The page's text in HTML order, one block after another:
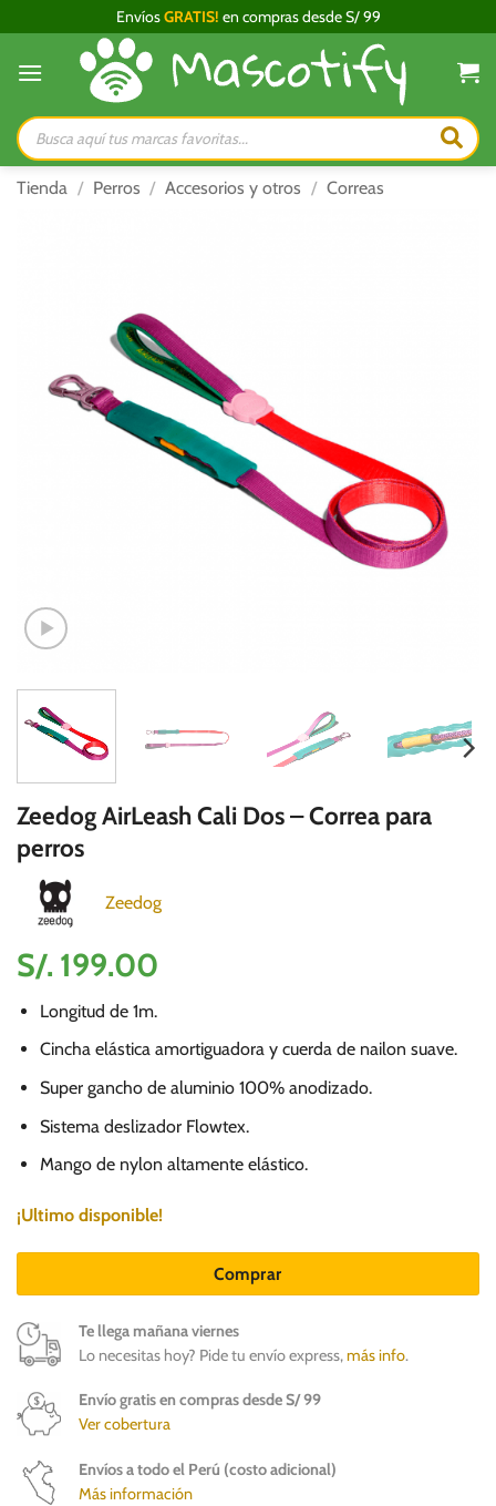
al
contenido
EnvíosGRATIS! en compras desde S/ 99
Búsqueda
de
productos
Tienda / Perros / Accesorios y otros / Correas
Zeedog AirLeash Cali Dos – Correa para
perros
Zeedog
S/. 199.00
Longitud de 1m.
Cincha elástica amortiguadora y cuerda de nailon suave.
Super gancho de aluminio 100% anodizado.
Sistema deslizador Flowtex.
Mango de nylon altamente elástico.
¡Ultimo disponible!
Comprar
Te llega mañana viernes
Lo necesitas hoy? Pide tu envío express,más info.
Envío gratis en compras desde S/ 99
Ver cobertura
Envíos a todo el Perú (costo adicional)
Más información